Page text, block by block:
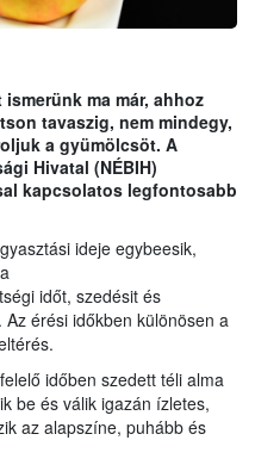
ma már, ahhoz
tavaszig, nem mindegy,
a gyümölcsöt. A
Hivatal (NÉBIH)
kapcsolatos legfontosabb
ideje egybeesik,
időt, szedésit és
érési időkben különösen a
időben szedett téli alma
be és válik igazán ízletes,
az alapszíne, puhább és